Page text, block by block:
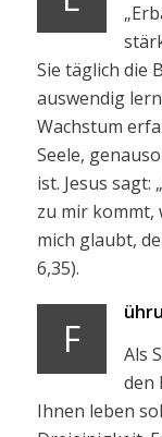
Sie täglich die
auswendig
Wachstum
Seele,
ist. Jesus sagt:
zu mir kommt,
mich glaubt,
6,35).
F
Als
den
Ihnen leben